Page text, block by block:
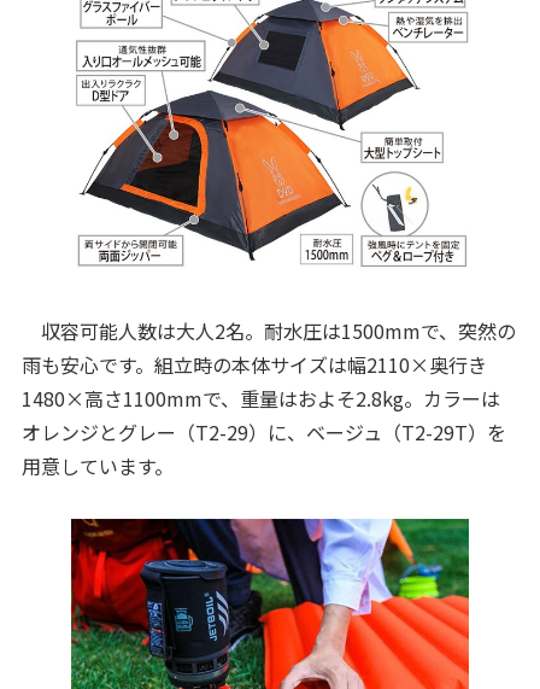
収容可能人数は大人2名。耐水圧は1500mmで、突然の
雨も安心です。組立時の本体サイズは幅2110×奥行き
1480×高さ1100mmで、重量はおよそ2.8kg。カラーは
オレンジとグレー（T2-29）に、ベージュ（T2-29T）を
用意しています。